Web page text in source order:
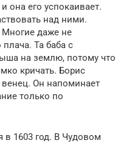
она его успокаивает.
над ними.
Многие даже не
Та баба с
на землю, потому что
кричать. Борис
венец. Он напоминает
только по
в 1603 год. В Чудовом